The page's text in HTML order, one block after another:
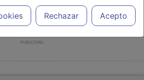
prescribir medicamentos y decidir, en
tratamiento más adecuado a las
Rechazar Acepto
PUBLICIDAD